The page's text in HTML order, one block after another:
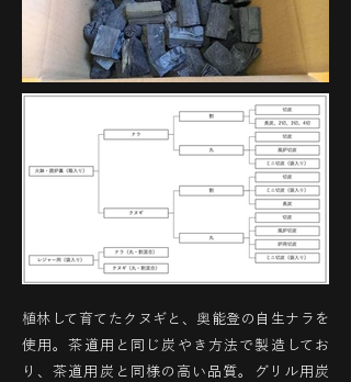
植林して育てたクヌギと、奥能登の自生ナラを
使用。茶道用と同じ炭やき方法で製造してお
り、茶道用炭と同様の高い品質。グリル用炭